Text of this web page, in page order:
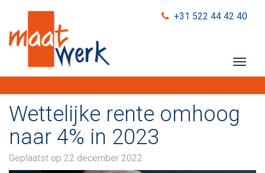
+31 522 44 42 40
T
o
Wettelijke rente omhoog
naar 4% in 2023
Geplaatst op 22 december 2022